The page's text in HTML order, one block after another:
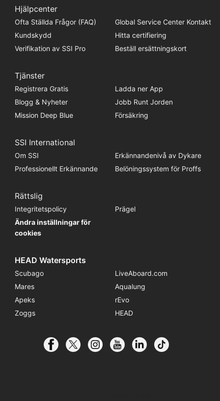
Hjälpcenter
Ofta Ställda Frågor (FAQ)
Global Service Center Kontakt
Kundskydd
Hitta certifiering
Verifikation av SSI Pro
Beställ ersättningskort
Tjänster
Registrera Gratis
Ladda ner App
Blogg & Nyheter
Jobb Runt Jorden
Mission Deep Blue
Försäkring
SSI International
Om SSI
Erkännandenivå av Dykare
Professionellt Erkännande
Belöningssystem för Proffs
Rättslig
Integritetspolicy
Prägel
Ändra inställningar för
cookies
HEAD Watersports
Scubago
LiveAboard.com
Mares
Aqualung
Apeks
rEvo
Zoggs
HEAD